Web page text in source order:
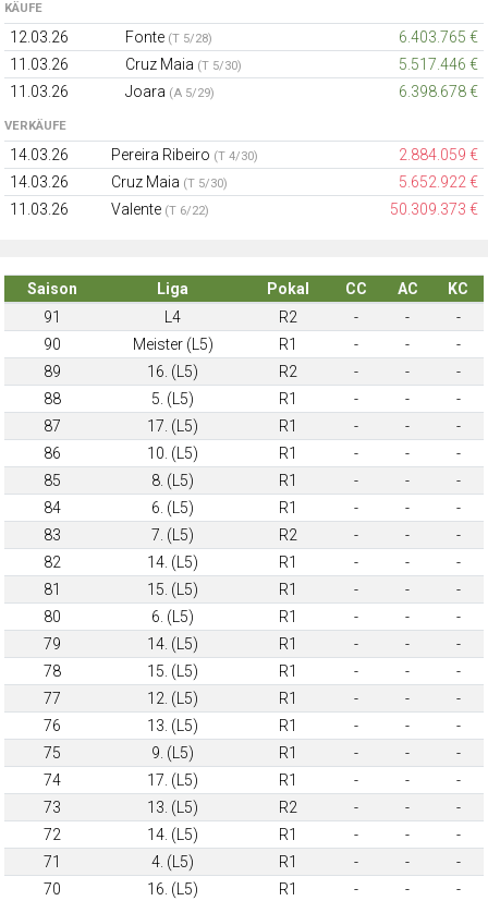
KÄUFE
12.03.26 Fonte (T 5/28)
6.403.765 €
11.03.26
Cruz Maia (T 5/30)
5.517.446 €
11.03.26
Joara (A 5/29) 6.398.678 €
VERKÄUFE
14.03.26 Pereira Ribeiro (T 4/30)
2.884.059 €
14.03.26
Cruz Maia (T 5/30)
5.652.922 €
11.03.26
Valente (T 6/22) 50.309.373 €
Saison Liga Pokal CC AC
KC
91
L4 R2 - -
-
90
Meister (L5) R1 - -
-
89
16. (L5) R2 - -
-
88
5. (L5) R1 - -
-
87
17. (L5) R1 - -
-
86
10. (L5) R1 - -
-
85
8. (L5) R1 - -
-
84
6. (L5) R1 - -
-
83
7. (L5) R2 - -
-
82
14. (L5) R1 - -
-
81
15. (L5) R1 - -
-
80
6. (L5) R1 - -
-
79
14. (L5) R1 - -
-
78
15. (L5) R1 - -
-
77
12. (L5) R1 - -
-
76
13. (L5) R1 - -
-
75
9. (L5) R1 - -
-
74
17. (L5) R1 - -
-
73
13. (L5) R2 - -
-
72
14. (L5) R1 - -
-
71
4. (L5) R1 - -
-
70
16. (L5) R1 - -
-